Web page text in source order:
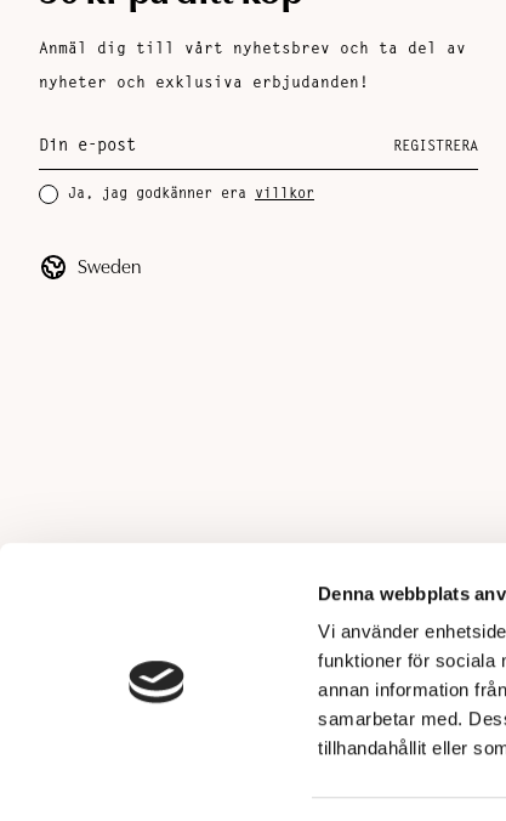
Denna webbplats
Vi använder
funktioner för sociala
annan information
samarbetar med.
tillhandahållit eller
Anmäl dig till vårt nyhetsbrev och ta del av
nyheter och exklusiva erbjudanden!
REGISTRERA
Ja, jag godkänner era villkor
Sweden